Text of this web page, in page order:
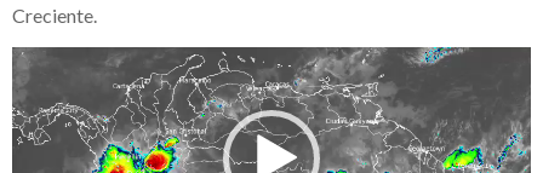
Creciente.
Reproductor
de
vídeo